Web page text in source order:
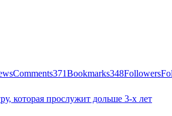
Comments371Bookmarks348Followers
которая прослужит дольше 3-х лет